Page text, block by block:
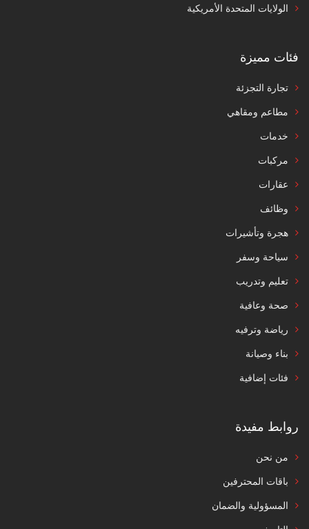
الولايات المتحدة الأمريكية
فئات مميزة
تجارة التجزئة
مطاعم ومقاهي
خدمات
مركبات
عقارات
وظائف
هجرة وتأشيرات
سياحة وسفر
تعليم وتدريب
صحة وعافية
رياضة وترفيه
بناء وصيانة
فئات إضافية
روابط مفيدة
من نحن
باقات المحترفين
المسؤولية والضمان